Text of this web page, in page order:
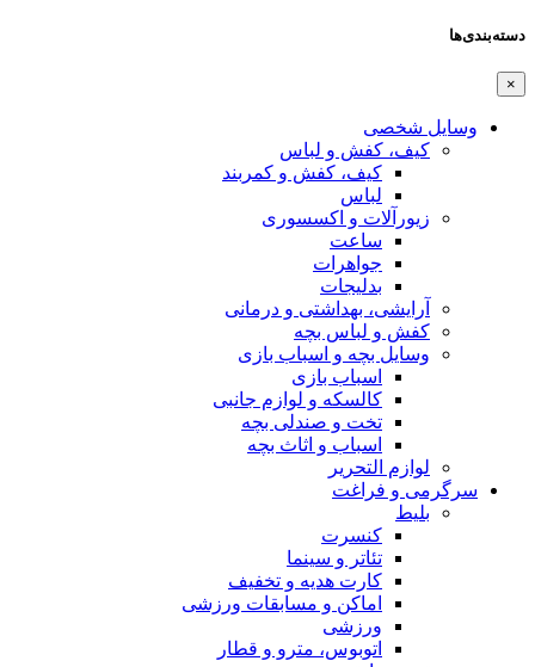
دسته‌بندی‌ها
×
وسایل شخصی
کیف، کفش و لباس
کیف، کفش و کمربند
لباس
زیورآلات و اکسسوری
ساعت
جواهرات
بدلیجات
آرایشی، بهداشتی و درمانی
کفش و لباس بچه
وسایل بچه و اسباب بازی
اسباب بازی
کالسکه و لوازم جانبی
تخت و صندلی بچه
اسباب و اثاث بچه
لوازم التحریر
سرگرمی و فراغت
بلیط
کنسرت
تئاتر و سینما
کارت هدیه و تخفیف
اماکن و مسابقات ورزشی
ورزشی
اتوبوس، مترو و قطار